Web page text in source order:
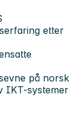
etter
på norsk
IKT-systemer